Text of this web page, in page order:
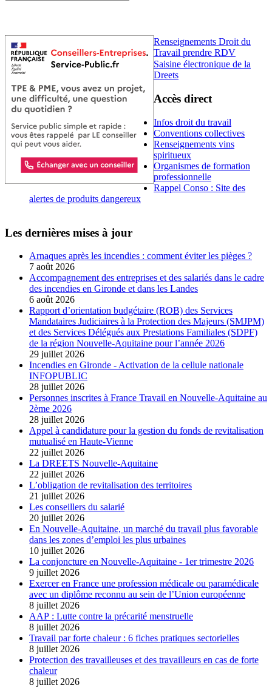
Renseignements Droit du
Travail prendre RDV
Saisine électronique de la
Dreets
Accès direct
Infos droit du travail
Conventions collectives
Renseignements vins
spiritueux
Organismes de formation
professionnelle
Rappel Conso : Site des
alertes de produits dangereux
Les dernières mises à jour
Arnaques après les incendies : comment éviter les pièges ?
7 août 2026
Accompagnement des entreprises et des salariés dans le cadre
des incendies en Gironde et dans les Landes
6 août 2026
Rapport d’orientation budgétaire (ROB) des Services
Mandataires Judiciaires à la Protection des Majeurs (SMJPM)
et des Services Délégués aux Prestations Familiales (SDPF)
de la région Nouvelle-Aquitaine pour l’année 2026
29 juillet 2026
Incendies en Gironde - Activation de la cellule nationale
INFOPUBLIC
28 juillet 2026
Personnes inscrites à France Travail en Nouvelle-Aquitaine au
2ème 2026
28 juillet 2026
Appel à candidature pour la gestion du fonds de revitalisation
mutualisé en Haute-Vienne
22 juillet 2026
La DREETS Nouvelle-Aquitaine
22 juillet 2026
L’obligation de revitalisation des territoires
21 juillet 2026
Les conseillers du salarié
20 juillet 2026
En Nouvelle-Aquitaine, un marché du travail plus favorable
dans les zones d’emploi les plus urbaines
10 juillet 2026
La conjoncture en Nouvelle-Aquitaine - 1er trimestre 2026
9 juillet 2026
Exercer en France une profession médicale ou paramédicale
avec un diplôme reconnu au sein de l’Union européenne
8 juillet 2026
AAP : Lutte contre la précarité menstruelle
8 juillet 2026
Travail par forte chaleur : 6 fiches pratiques sectorielles
8 juillet 2026
Protection des travailleuses et des travailleurs en cas de forte
chaleur
8 juillet 2026